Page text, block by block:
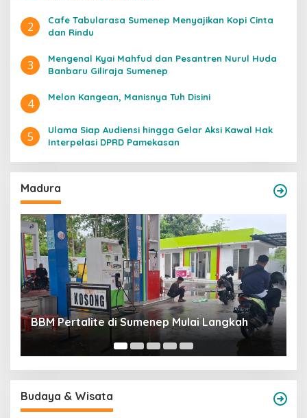
2
Cafe Tabularasa Sumenep Menyajikan Kopi Cinta
dan Rindu
3
Mengenal Kyai Mahfud dan Pesantren Nurul Huda
Banbaru Giliraja Sumenep
4 Melon Kangean, Manisnya Tuh Disini
5
Ulama Siap Audiensi hingga Gelar Aksi Kawal Hak
Interpelasi DPRD Pamekasan
Madura
di Sumenep Mulai Langkah
Rekrutmen
Terima Suap
Budaya & Wisata